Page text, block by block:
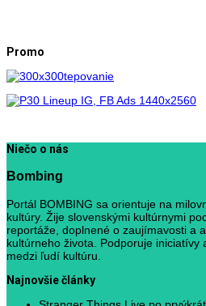
Promo
Niečo o nás
Bombing
Portál BOMBING sa orientuje na
kultúry. Žije slovenskými kultúrnymi
reportáže, doplnené o zaujímavosti a
kultúrneho života. Podporuje iniciatívy
medzi ľudí kultúru.
Najnovšie články